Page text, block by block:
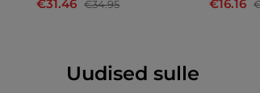
€31.46 €34.95
€16.16
Uudised sulle